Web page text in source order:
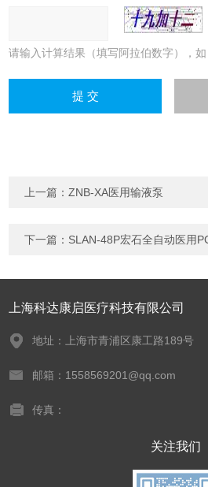
请输入计算结果（填写阿拉伯数字），
上一篇：ZNB-XA医用输液泵
下一篇： SLAN-48P宏石全自动医用
上海科达康启医疗科技有限公司
地址：上海市青浦区康工路189号
邮箱：1558569201@qq.com
传真：
关注我们